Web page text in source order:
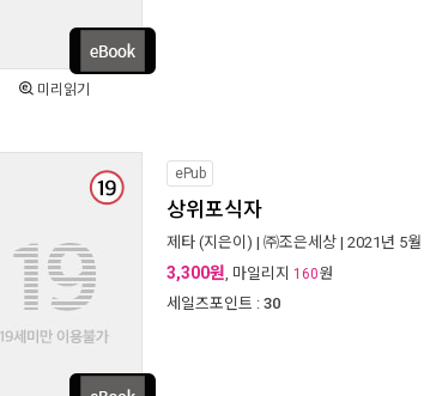
미리읽기
ePub
상위포식자
제타 (지은이) | ㈜조은세상 | 2021년 5월
3,300원, 마일리지 160원
세일즈포인트 : 30